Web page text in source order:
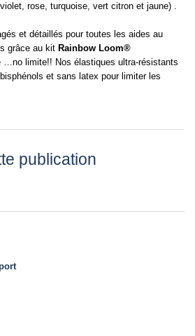
rose, turquoise, vert citron et jaune) .
et détaillés pour toutes les aides au
grâce au kit Rainbow Loom®
…no limite!! Nos élastiques ultra-résistants
et sans latex pour limiter les
publication